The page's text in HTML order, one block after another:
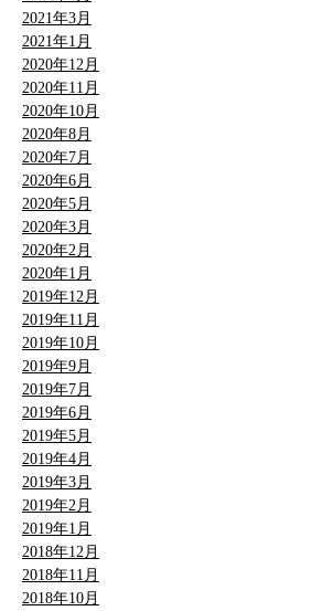
2021年3月
2021年1月
2020年12月
2020年11月
2020年10月
2020年8月
2020年7月
2020年6月
2020年5月
2020年3月
2020年2月
2020年1月
2019年12月
2019年11月
2019年10月
2019年9月
2019年7月
2019年6月
2019年5月
2019年4月
2019年3月
2019年2月
2019年1月
2018年12月
2018年11月
2018年10月